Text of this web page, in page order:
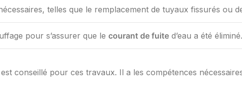
telles que le remplacement de tuyaux fissurés ou
pour s’assurer que le courant de fuite d’eau a été éliminé.
est conseillé pour ces travaux. Il a les compétences